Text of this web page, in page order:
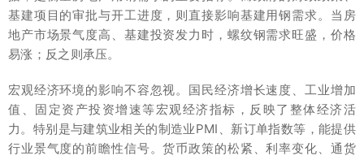
基建项目的审批与开工进度，则直接影响基建用钢需求。当房
地产市场景气度高、基建投资发力时，螺纹钢需求旺盛，价格
易涨；反之则承压。
宏观经济环境的影响不容忽视。国民经济增长速度、工业增加
值、固定资产投资增速等宏观经济指标，反映了整体经济活
力。特别是与建筑业相关的制造业PMI、新订单指数等，能提供
行业景气度的前瞻性信号。货币政策的松紧、利率变化、通货